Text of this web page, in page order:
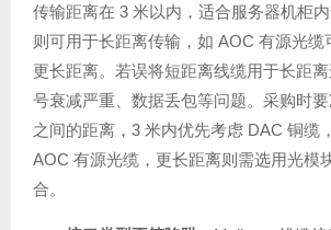
传输距离在 3 米以内，适合服务器机柜内
则可用于长距离传输，如 AOC 有源光缆
更长距离。若误将短距离线缆用于长距
号衰减严重、数据丢包等问题。采购时
之间的距离，3 米内优先考虑 DAC 铜缆
AOC 有源光缆，更长距离则需选用光模
合。